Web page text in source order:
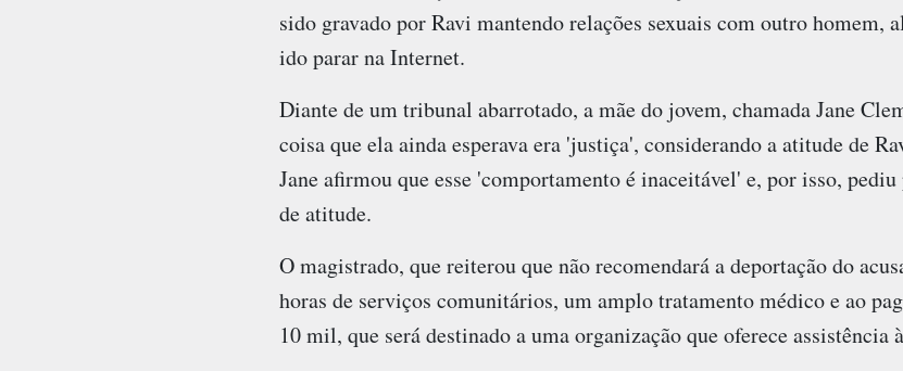
sido gravado por Ravi mantendo relações sexuais com outro homem,
ido parar na Internet.
Diante de um tribunal abarrotado, a mãe do jovem, chamada Jane
coisa que ela ainda esperava era 'justiça', considerando a atitude de
Jane afirmou que esse 'comportamento é inaceitável' e, por isso,
de atitude.
O magistrado, que reiterou que não recomendará a deportação do
horas de serviços comunitários, um amplo tratamento médico e ao
10 mil, que será destinado a uma organização que oferece assistência